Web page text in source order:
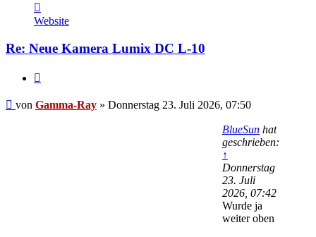
von
Gamma-
Website
Re: Neue Kamera Lumix DC L-10
Beitrag
von Gamma-Ray » Donnerstag 23. Juli 2026, 07:50
BlueSun hat
geschrieben:
↑
Donnerstag
23. Juli
2026, 07:42
Wurde ja
weiter oben